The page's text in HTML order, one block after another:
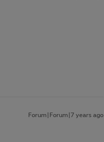
Forum|Forum|7 years ago